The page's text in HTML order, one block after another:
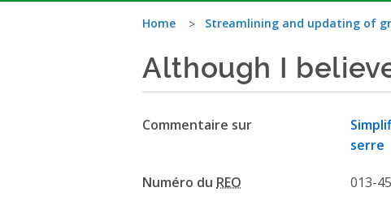
Vous
êtes
ici
Home Streamlining and updating of
Although I
Commentaire sur
serre
Numéro du REO 013-